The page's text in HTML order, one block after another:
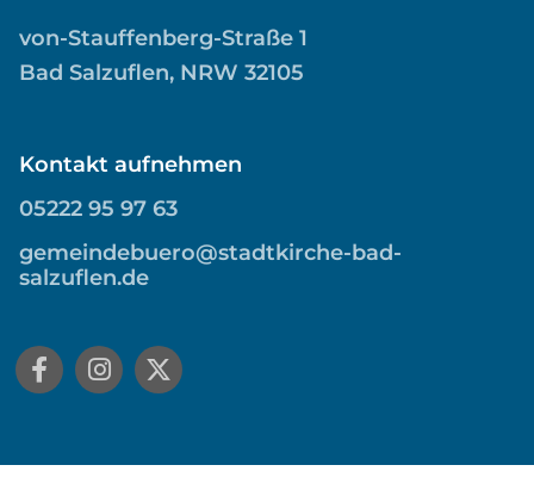
von-Stauffenberg-Straße 1
Bad Salzuflen, NRW 32105
Kontakt aufnehmen
05222 95 97 63
gemeindebuero@stadtkirche-bad-
salzuflen.de